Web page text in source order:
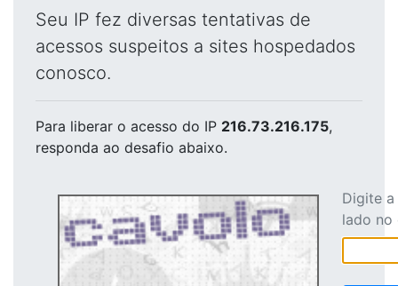
Seu IP fez diversas tentativas de
acessos suspeitos a sites hospedados
conosco.
Para liberar o acesso do IP 216.73.216.175,
responda ao desafio abaixo.
Digite
lado no